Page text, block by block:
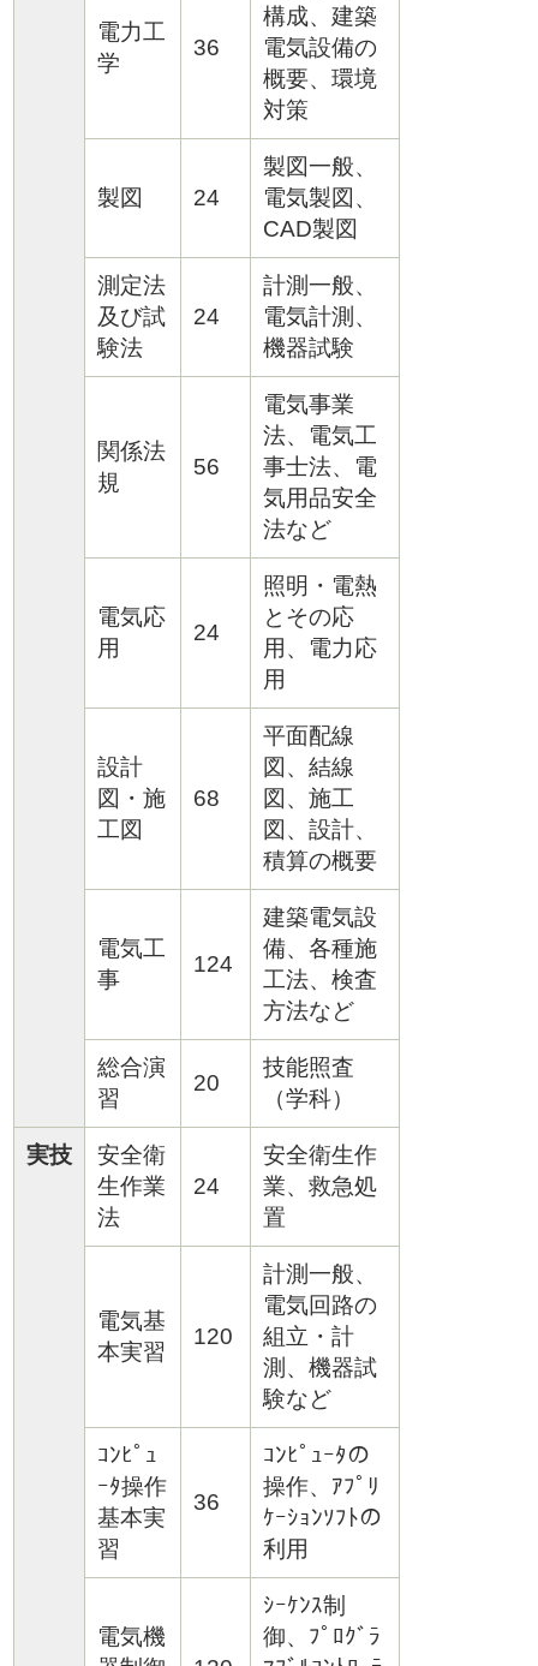
電力工
学
36
構成、建築
電気設備の
概要、環境
対策
製図 24
製図一般、
電気製図、
CAD製図
測定法
及び試
験法
24
計測一般、
電気計測、
機器試験
関係法
規
56
電気事業
法、電気工
事士法、電
気用品安全
法など
電気応
用
24
照明・電熱
とその応
用、電力応
用
設計
図・施
工図
68
平面配線
図、結線
図、施工
図、設計、
積算の概要
電気工
事
124
建築電気設
備、各種施
工法、検査
方法など
総合演
習
20
技能照査
（学科）
実技
安全衛
生作業
法
24
安全衛生作
業、救急処
置
電気基
本実習
120
計測一般、
電気回路の
組立・計
測、機器試
験など
ｺﾝﾋﾟｭ
ｰﾀ操作
基本実
習
36
ｺﾝﾋﾟｭｰﾀの
操作、ｱﾌﾟﾘ
ｹｰｼｮﾝｿﾌﾄの
利用
電気機
ｼｰｹﾝｽ制
御、ﾌﾟﾛｸﾞﾗ